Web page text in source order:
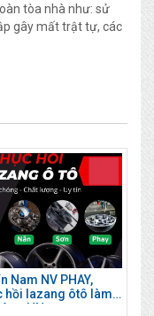
tòa nhà như: sử
gây mất trật tự, các
Nam NV PHAY,
hồi lazang ôtô làm
HN